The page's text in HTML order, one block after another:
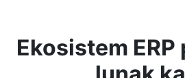
Ekosistem